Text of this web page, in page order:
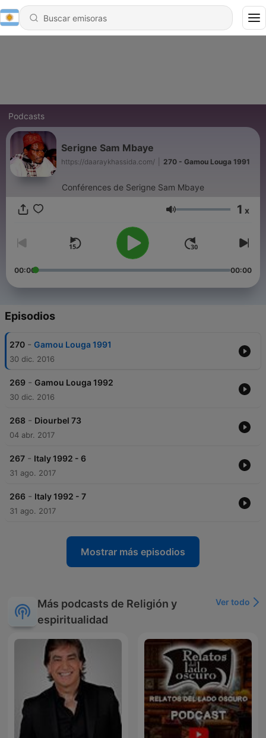
Podcasts
Serigne Sam Mbaye
https://daaraykhassida.com/ 270 - Gamou Louga 1991
Conférences de Serigne Sam Mbaye
Volumen 1 x
00:00 00:00
Episodios
270 - Gamou Louga 1991
30 dic. 2016
269 - Gamou Louga 1992
30 dic. 2016
268 - Diourbel 73
04 abr. 2017
267 - Italy 1992 - 6
31 ago. 2017
266 - Italy 1992 - 7
31 ago. 2017
Mostrar más episodios
Más podcasts de Religión y
espiritualidad
Ver todo